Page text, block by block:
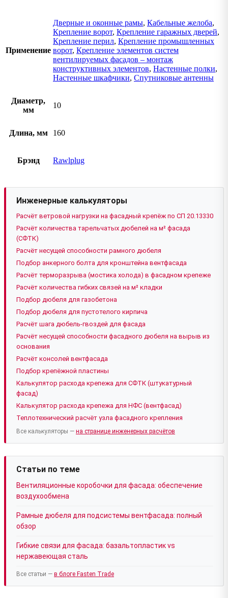
Применение
Дверные и оконные рамы, Кабельные желоба,
Крепление ворот, Крепление гаражных дверей,
Крепление перил, Крепление промышленных
ворот, Крепление элементов систем
вентилируемых фасадов – монтаж
конструктивных элементов, Настенные полки,
Настенные шкафчики, Спутниковые антенны
Диаметр,
мм
10
Длина, мм 160
Брэнд Rawlplug
Инженерные калькуляторы
Расчёт ветровой нагрузки на фасадный крепёж по СП 20.13330
Расчёт количества тарельчатых дюбелей на м² фасада
(СФТК)
Расчёт несущей способности рамного дюбеля
Подбор анкерного болта для кронштейна вентфасада
Расчёт терморазрыва (мостика холода) в фасадном крепеже
Расчёт количества гибких связей на м² кладки
Подбор дюбеля для газобетона
Подбор дюбеля для пустотелого кирпича
Расчёт шага дюбель-гвоздей для фасада
Расчёт несущей способности фасадного дюбеля на вырыв из
основания
Расчёт консолей вентфасада
Подбор крепёжной пластины
Калькулятор расхода крепежа для СФТК (штукатурный
фасад)
Калькулятор расхода крепежа для НФС (вентфасад)
Теплотехнический расчёт узла фасадного крепления
Все калькуляторы — на странице инженерных расчётов
Статьи по теме
Вентиляционные коробочки для фасада: обеспечение
воздухообмена
Рамные дюбеля для подсистемы вентфасада: полный
обзор
Гибкие связи для фасада: базальтопластик vs
нержавеющая сталь
Все статьи — в блоге Fasten Trade